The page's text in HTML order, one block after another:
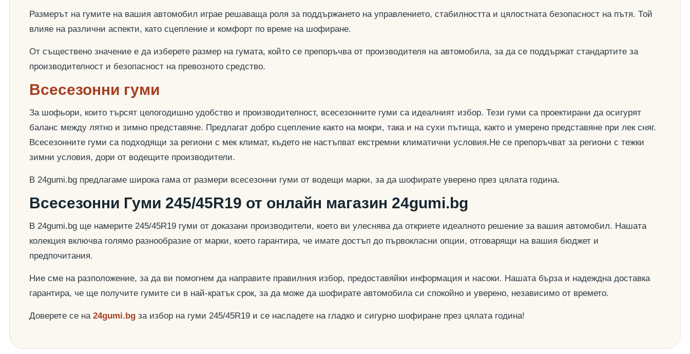
Размерът на гумите на вашия автомобил играе решаваща роля за поддържането на управлението, стабилността и цялостната безопасност на пътя. Той
влияе на различни аспекти, като сцепление и комфорт по време на шофиране.
От съществено значение е да изберете размер на гумата, който се препоръчва от производителя на автомобила, за да се поддържат стандартите за
производителност и безопасност на превозното средство.
Всесезонни гуми
За шофьори, които търсят целогодишно удобство и производителност, всесезонните гуми са идеалният избор. Тези гуми са проектирани да осигурят
баланс между лятно и зимно представяне. Предлагат добро сцепление както на мокри, така и на сухи пътища, както и умерено представяне при лек сняг.
Всесезонните гуми са подходящи за региони с мек климат, където не настъпват екстремни климатични условия.Не се препоръчват за региони с тежки
зимни условия, дори от водещите производители.
В 24gumi.bg предлагаме широка гама от размери всесезонни гуми от водещи марки, за да шофирате уверено през цялата година.
Всесезонни Гуми 245/45R19 от онлайн магазин 24gumi.bg
В 24gumi.bg ще намерите 245/45R19 гуми от доказани производители, което ви улеснява да откриете идеалното решение за вашия автомобил. Нашата
колекция включва голямо разнообразие от марки, което гарантира, че имате достъп до първокласни опции, отговарящи на вашия бюджет и
предпочитания.
Ние сме на разположение, за да ви помогнем да направите правилния избор, предоставяйки информация и насоки. Нашата бърза и надеждна доставка
гарантира, че ще получите гумите си в най-кратък срок, за да може да шофирате автомобила си спокойно и уверено, независимо от времето.
Доверете се на 24gumi.bg за избор на гуми 245/45R19 и се насладете на гладко и сигурно шофиране през цялата година!